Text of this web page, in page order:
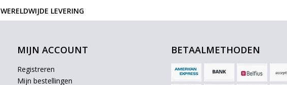
WERELDWIJDE LEVERING
MIJN ACCOUNT
Registreren
Mijn bestellingen
BETAALMETHODEN